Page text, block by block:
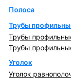
Полоса
Трубы
Трубы
Трубы
Уголок
Уголок